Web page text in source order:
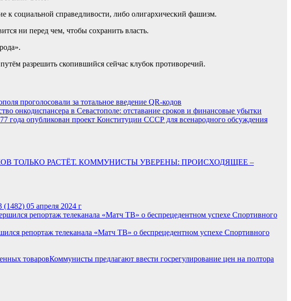
социальной справедливости, либо олигархический фашизм.
ни перед чем, чтобы сохранить власть.
разрешить скопившийся сейчас клубок противоречий.
проголосовали за тотальное введение QR-кодов
онкодиспансера в Севастополе: отставание сроков и финансовые убытки
года опубликован проект Конституции СССР для всенародного обсуждения
ТОЛЬКО РАСТЁТ. КОММУНИСТЫ УВЕРЕНЫ: ПРОИСХОДЯЩЕЕ –
(1482) 05 апреля 2024 г
репортаж телеканала «Матч ТВ» о беспрецедентном успехе Спортивного
Коммунисты предлагают ввести госрегулирование цен на полтора